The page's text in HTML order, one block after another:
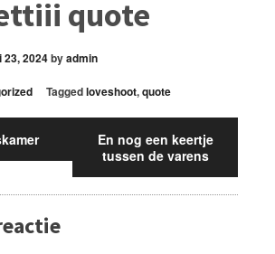
quote
2024byadmin
Taggedloveshoot,quote
En nog een keertje
tussen de varens